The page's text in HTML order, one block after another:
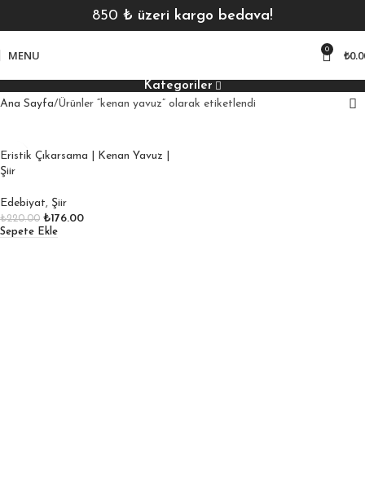
850 ₺ üzeri kargo bedava!
MENU 0 ₺
Kategoriler
Ana Sayfa Ürünler “kenan yavuz” olarak etiketlendi
Eristik Çıkarsama | Kenan Yavuz |
Şiir
Edebiyat, Şiir
₺220.00 ₺176.00
Sepete Ekle